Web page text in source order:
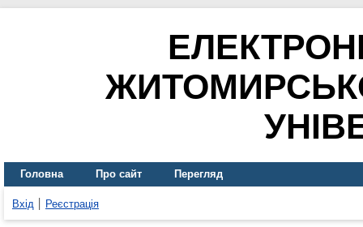
Головна Про сайт Перегляд
Вхід Реєстрація